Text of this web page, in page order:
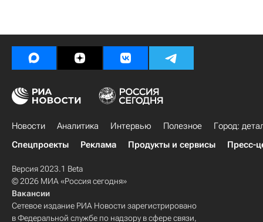
Новости Аналитика Интервью Полезное
Город:
Спецпроекты
Реклама Продукты и сервисы Пресс-
Версия 2023.1 Beta
© 2026 МИА «Россия сегодня»
Вакансии
Сетевое издание РИА Новости зарегистрировано
в Федеральной службе по надзору в сфере связи,